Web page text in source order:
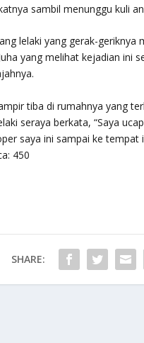
sambil menunggu kuli
lelaki yang gerak-geriknya
yang melihat kejadian ini
tiba di rumahnya yang
seraya berkata, “Saya
saya ini sampai ke tempat
450
SHARE: